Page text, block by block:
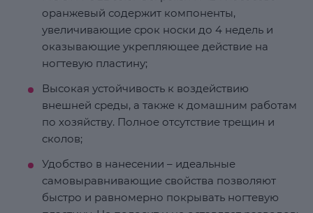
оранжевый содержит компоненты,
увеличивающие срок носки до 4 недель и
оказывающие укрепляющее действие на
ногтевую пластину;
Высокая устойчивость к воздействию
внешней среды, а также к домашним работам
по хозяйству. Полное отсутствие трещин и
сколов;
Удобство в нанесении – идеальные
самовыравнивающие свойства позволяют
быстро и равномерно покрывать ногтевую